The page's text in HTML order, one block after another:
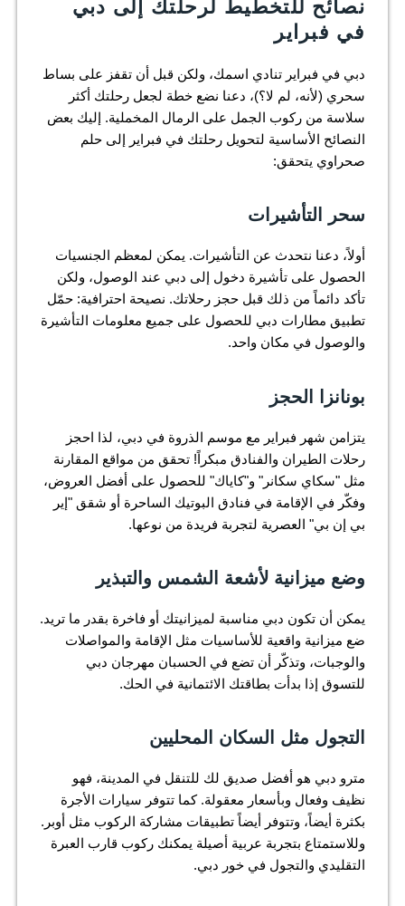
نصائح للتخطيط لرحلتك إلى دبي
في فبراير
دبي في فبراير تنادي اسمك، ولكن قبل أن تقفز على بساط
سحري (لأنه، لم لا؟)، دعنا نضع خطة لجعل رحلتك أكثر
سلاسة من ركوب الجمل على الرمال المخملية. إليك بعض
النصائح الأساسية لتحويل رحلتك في فبراير إلى حلم
صحراوي يتحقق:
سحر التأشيرات
أولاً، دعنا نتحدث عن التأشيرات. يمكن لمعظم الجنسيات
الحصول على تأشيرة دخول إلى دبي عند الوصول، ولكن
تأكد دائماً من ذلك قبل حجز رحلاتك. نصيحة احترافية: حمّل
تطبيق مطارات دبي للحصول على جميع معلومات التأشيرة
والوصول في مكان واحد.
بونانزا الحجز
يتزامن شهر فبراير مع موسم الذروة في دبي، لذا احجز
رحلات الطيران والفنادق مبكراً! تحقق من مواقع المقارنة
مثل "سكاي سكانر" و"كاياك" للحصول على أفضل العروض،
وفكّر في الإقامة في فنادق البوتيك الساحرة أو شقق "إير
بي إن بي" العصرية لتجربة فريدة من نوعها.
وضع ميزانية لأشعة الشمس والتبذير
يمكن أن تكون دبي مناسبة لميزانيتك أو فاخرة بقدر ما تريد.
ضع ميزانية واقعية للأساسيات مثل الإقامة والمواصلات
والوجبات، وتذكّر أن تضع في الحسبان مهرجان دبي
للتسوق إذا بدأت بطاقتك الائتمانية في الحك.
التجول مثل السكان المحليين
مترو دبي هو أفضل صديق لك للتنقل في المدينة، فهو
نظيف وفعال وبأسعار معقولة. كما تتوفر سيارات الأجرة
بكثرة أيضاً، وتتوفر أيضاً تطبيقات مشاركة الركوب مثل أوبر.
وللاستمتاع بتجربة عربية أصيلة يمكنك ركوب قارب العبرة
التقليدي والتجول في خور دبي.